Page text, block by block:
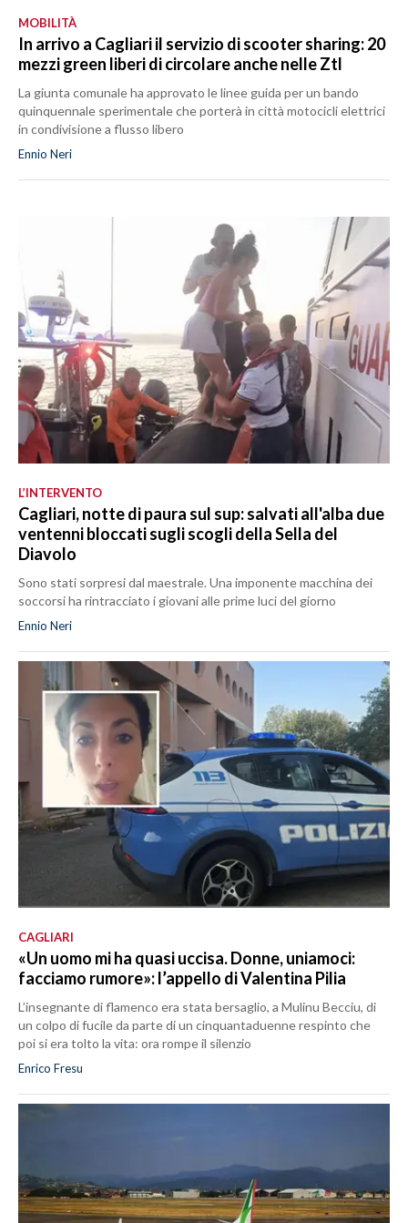
MOBILITÀ
In arrivo a Cagliari il servizio di scooter sharing: 20
mezzi green liberi di circolare anche nelle Ztl
La giunta comunale ha approvato le linee guida per un bando
quinquennale sperimentale che porterà in città motocicli elettrici
in condivisione a flusso libero
Ennio Neri
L’INTERVENTO
Cagliari, notte di paura sul sup: salvati all'alba due
ventenni bloccati sugli scogli della Sella del
Diavolo
Sono stati sorpresi dal maestrale. Una imponente macchina dei
soccorsi ha rintracciato i giovani alle prime luci del giorno
Ennio Neri
CAGLIARI
«Un uomo mi ha quasi uccisa. Donne, uniamoci:
facciamo rumore»: l’appello di Valentina Pilia
L’insegnante di flamenco era stata bersaglio, a Mulinu Becciu, di
un colpo di fucile da parte di un cinquantaduenne respinto che
poi si era tolto la vita: ora rompe il silenzio
Enrico Fresu